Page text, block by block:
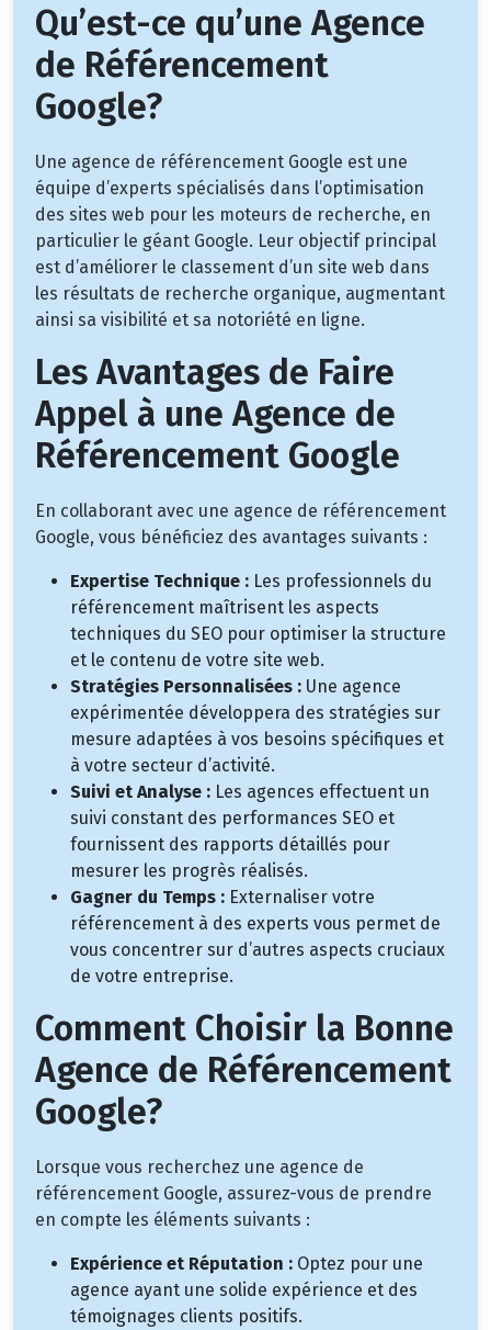
Qu’est-ce qu’une Agence
de Référencement
Google?
Une agence de référencement Google est une
équipe d’experts spécialisés dans l’optimisation
des sites web pour les moteurs de recherche, en
particulier le géant Google. Leur objectif principal
est d’améliorer le classement d’un site web dans
les résultats de recherche organique, augmentant
ainsi sa visibilité et sa notoriété en ligne.
Les Avantages de Faire
Appel à une Agence de
Référencement Google
En collaborant avec une agence de référencement
Google, vous bénéficiez des avantages suivants :
Expertise Technique : Les professionnels du
référencement maîtrisent les aspects
techniques du SEO pour optimiser la structure
et le contenu de votre site web.
Stratégies Personnalisées : Une agence
expérimentée développera des stratégies sur
mesure adaptées à vos besoins spécifiques et
à votre secteur d’activité.
Suivi et Analyse : Les agences effectuent un
suivi constant des performances SEO et
fournissent des rapports détaillés pour
mesurer les progrès réalisés.
Gagner du Temps : Externaliser votre
référencement à des experts vous permet de
vous concentrer sur d’autres aspects cruciaux
de votre entreprise.
Comment Choisir la Bonne
Agence de Référencement
Google?
Lorsque vous recherchez une agence de
référencement Google, assurez-vous de prendre
en compte les éléments suivants :
Expérience et Réputation : Optez pour une
agence ayant une solide expérience et des
témoignages clients positifs.